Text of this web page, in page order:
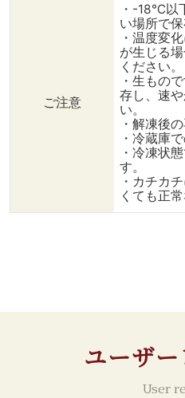
ご注意
・-18℃以
い場所で保
・温度変
が生じる
ください。
・生もの
存し、速
い。
・解凍後
・冷蔵庫
・冷凍状
す。
・カチカ
くても正
ユーザ
User